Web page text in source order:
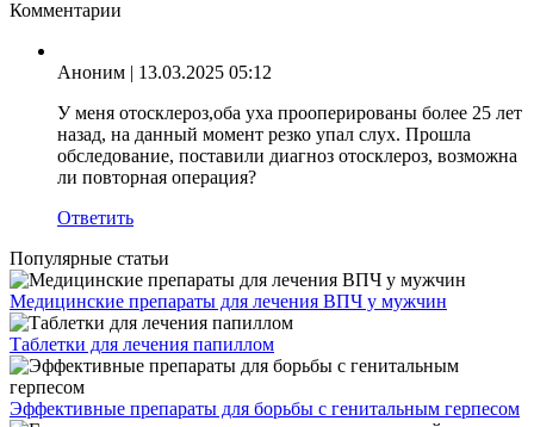
Комментарии
Аноним | 13.03.2025 05:12
У меня отосклероз,оба уха прооперированы более 25 лет
назад, на данный момент резко упал слух. Прошла
обследование, поставили диагноз отосклероз, возможна
ли повторная операция?
Ответить
Популярные статьи
Медицинские препараты для лечения ВПЧ у мужчин
Таблетки для лечения папиллом
Эффективные препараты для борьбы с генитальным герпесом